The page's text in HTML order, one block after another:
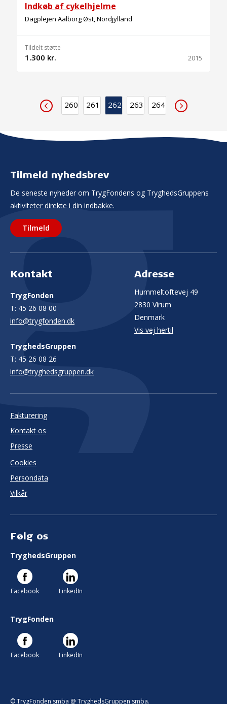
Indkøb af cykelhjelme
Dagplejen Aalborg Øst, Nordjylland
Tildelt støtte
1.300 kr. 2015
260 261 262 263 264
Tilmeld nyhedsbrev
De seneste nyheder om TrygFondens og TryghedsGruppens
aktiviteter direkte i din indbakke.
Tilmeld
Kontakt
TrygFonden
T: 45 26 08 00
info@trygfonden.dk
TryghedsGruppen
T: 45 26 08 26
info@tryghedsgruppen.dk
Adresse
Hummeltoftevej 49
2830 Virum
Denmark
Vis vej hertil
Fakturering
Kontakt os
Presse
Cookies
Persondata
Vilkår
Følg os
TryghedsGruppen
Facebook LinkedIn
TrygFonden
Facebook LinkedIn
© TrygFonden smba @ TryghedsGruppen smba.